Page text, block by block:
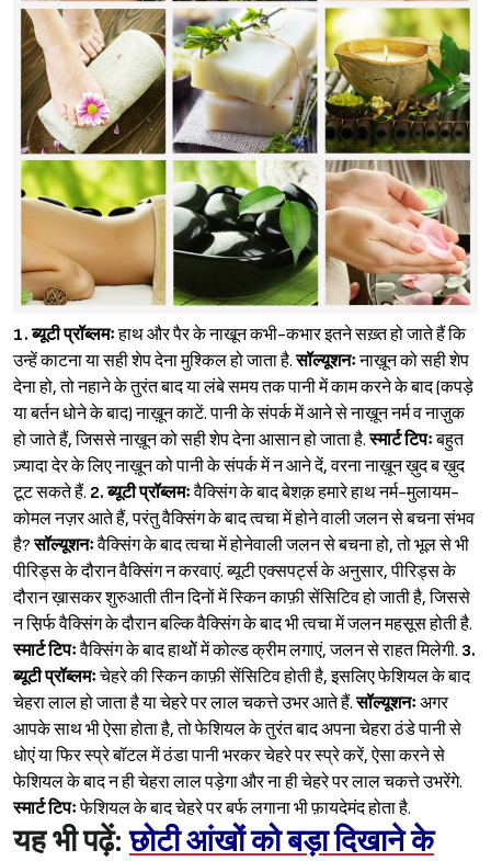
1.ब्यूटी प्रॉब्लमःहाथ और पैर के नाखून कभी-कभार इतने सख़्त हो जाते हैं कि
उन्हें काटना या सही शेप देना मुश्किल हो जाता है.सॉल्यूशनःनाख़ून को सही शेप
देना हो, तो नहाने के तुरंत बाद या लंबे समय तक पानी में काम करने के बाद (कपड़े
या बर्तन धोने के बाद) नाख़ून काटें. पानी के संपर्क में आने से नाख़ून नर्म व नाज़ुक
हो जाते हैं, जिससे नाख़ून को सही शेप देना आसान हो जाता है.स्मार्ट टिपःबहुत
ज़्यादा देर के लिए नाख़ून को पानी के संपर्क में न आने दें, वरना नाख़ून ख़ुद ब ख़ुद
टूट सकते हैं. 2.ब्यूटी प्रॉब्लमःवैक्सिंग के बाद बेशक़ हमारे हाथ नर्म-मुलायम-
कोमल नज़र आते हैं, परंतु वैक्सिंग के बाद त्वचा में होने वाली जलन से बचना संभव
है?सॉल्यूशनःवैक्सिंग के बाद त्वचा में होनेवाली जलन से बचना हो, तो भूल से भी
पीरिड्स के दौरान वैक्सिंग न करवाएं. ब्यूटी एक्सपर्ट्स के अनुसार, पीरिड्स के
दौरान ख़ासकर शुरुआती तीन दिनों में स्किन काफ़ी सेंसिटिव हो जाती है, जिससे
न स़िर्फ वैक्सिंग के दौरान बल्कि वैक्सिंग के बाद भी त्वचा में जलन महसूस होती है.
स्मार्ट टिपःवैक्सिंग के बाद हाथोें में कोल्ड क्रीम लगाएं, जलन से राहत मिलेगी. 3.
ब्यूटी प्रॉब्लमःचेहरे की स्किन काफ़ी सेंसिटिव होती है, इसलिए फेशियल के बाद
चेहरा लाल हो जाता है या चेहरे पर लाल चकत्ते उभर आते हैं.सॉल्यूशनःअगर
आपके साथ भी ऐसा होता है, तो फेशियल के तुरंत बाद अपना चेहरा ठंडे पानी से
धोएं या फिर स्प्रे बॉटल में ठंडा पानी भरकर चेहरे पर स्प्रे करें, ऐसा करने से
फेशियल के बाद न ही चेहरा लाल पड़ेगा और ना ही चेहरे पर लाल चकत्ते उभरेंगे.
स्मार्ट टिपःफेशियल के बाद चेहरे पर बर्फ लगाना भी फ़ायदेमंद होता है.
यह भी पढ़ें:छोटी आंखों को बड़ा दिखाने के